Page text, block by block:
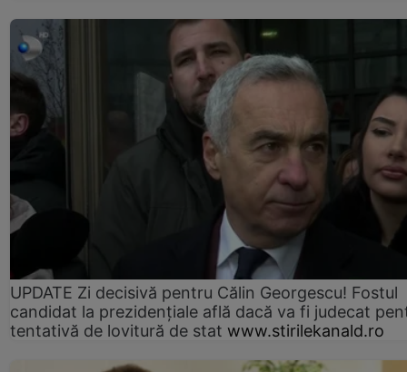
UPDATE Zi decisivă pentru Călin Georgescu! Fostul
candidat la prezidențiale află dacă va fi judecat
tentativă de lovitură de stat www.stirilekanald.ro